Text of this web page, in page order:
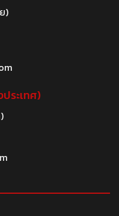
)
ระเทศ)